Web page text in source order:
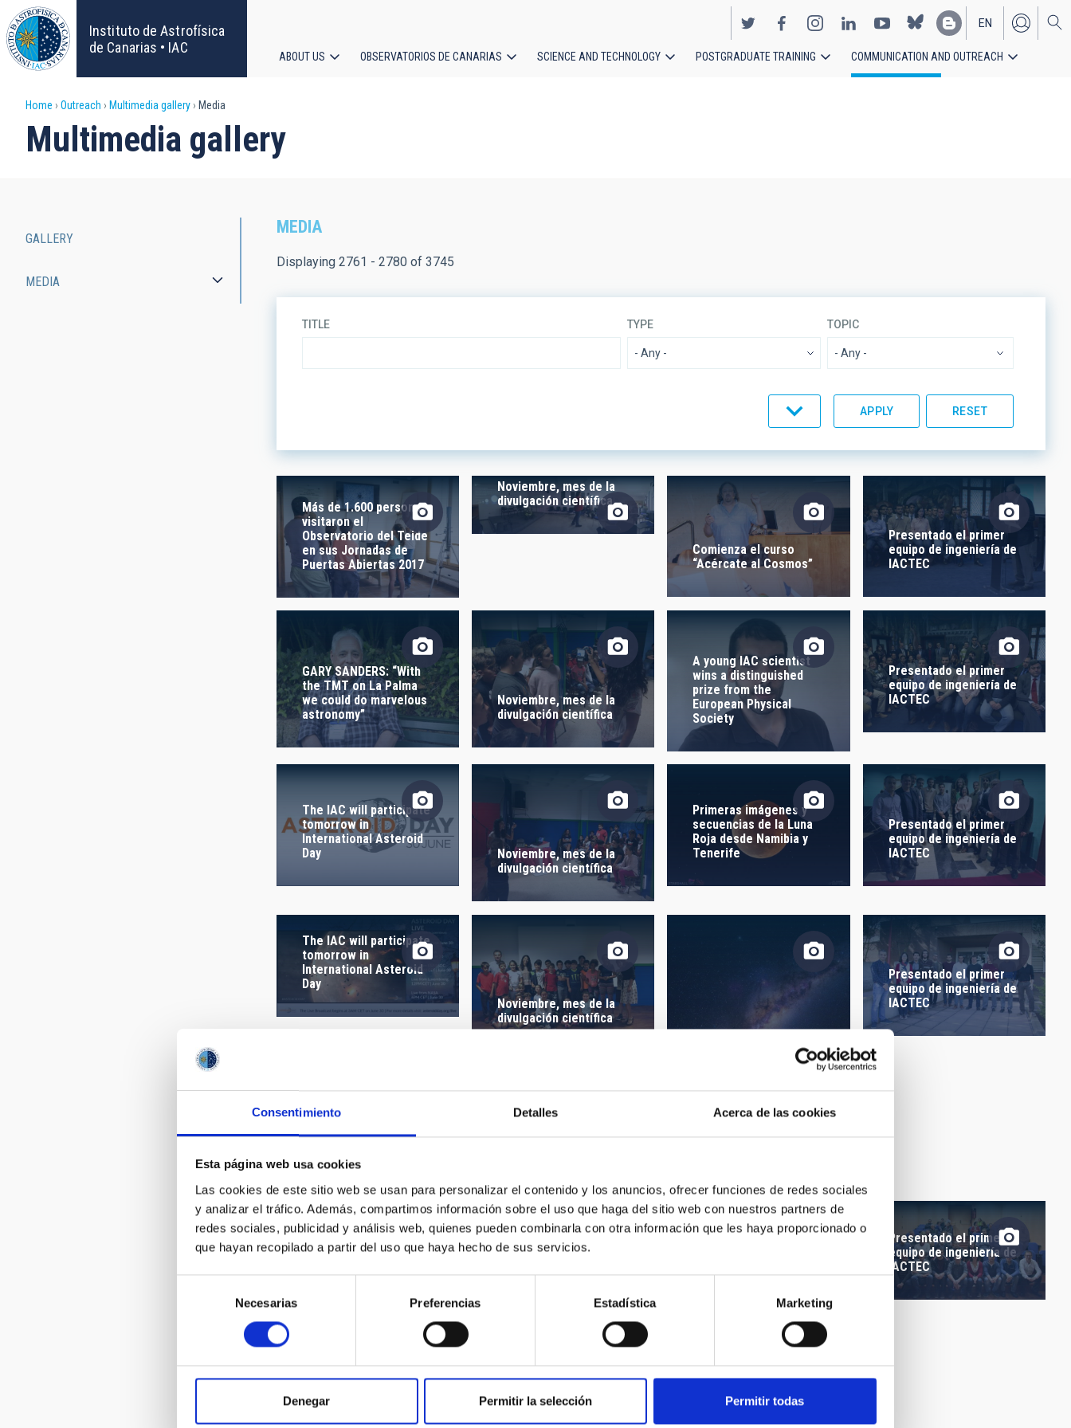
Consentimiento Detalles Acerca de las cookies
Esta página web usa cookies
Las cookies de este sitio web se usan para personalizar el contenido y los anuncios, ofrecer funciones de redes sociales
y analizar el tráfico. Además, compartimos información sobre el uso que haga del sitio web con nuestros partners de
redes sociales, publicidad y análisis web, quienes pueden combinarla con otra información que les haya proporcionado o
que hayan recopilado a partir del uso que haya hecho de sus servicios.
consentimiento
Necesarias Preferencias Estadística Marketing
Denegar Permitir la selección Permitir todas
Skip
to
main
content
Instituto de Astrofísica
de Canarias • IAC
EN
ES
ABOUT US OBSERVATORIOS DE CANARIAS SCIENCE AND TECHNOLOGY POSTGRADUATE TRAINING COMMUNICATION AND OUTREACH
Breadcrumb
Home Outreach Multimedia gallery Media
Multimedia gallery
MEDIA
Displaying 2761 - 2780 of 3745
TITLE TYPE TOPIC
- Any -
- Any -
INSTALLATION
- Any -
FREE TAGS
- Any -
AUTHORED ON SORT BY ORDER
Más de 1.600 personas
visitaron el
Observatorio del Teide
en sus Jornadas de
Puertas Abiertas 2017
Noviembre, mes de la
divulgación científica
Comienza el curso
“Acércate al Cosmos”
Presentado el primer
equipo de ingeniería de
IACTEC
GARY SANDERS: “With
the TMT on La Palma
we could do marvelous
astronomy”
Noviembre, mes de la
divulgación científica
A young IAC scientist
wins a distinguished
prize from the
European Physical
Society
Presentado el primer
equipo de ingeniería de
IACTEC
The IAC will participate
tomorrow in
International Asteroid
Day
Noviembre, mes de la
divulgación científica
Primeras imágenes y
secuencias de la Luna
Roja desde Namibia y
Tenerife
Presentado el primer
equipo de ingeniería de
IACTEC
The IAC will participate
tomorrow in
International Asteroid
Day
Noviembre, mes de la
divulgación científica
Primeras imágenes y
Roja desde Namibia y
Presentado el primer
equipo de ingeniería de
IACTEC
divulgación científica
Roja desde Namibia y
Presentado el primer
equipo de ingeniería de
IACTEC
navigation
GALLERY
MEDIA